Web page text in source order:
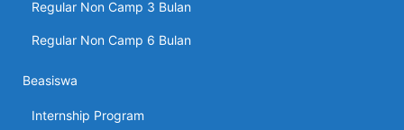
Regular Non Camp 3 Bulan
Regular Non Camp 6 Bulan
Beasiswa
Internship Program